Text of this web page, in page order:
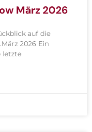
März 2026
auf die
2026 Ein
letzte